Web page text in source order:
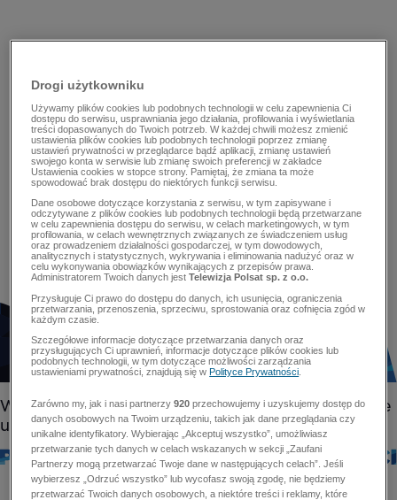
Drogi użytkowniku
Używamy plików cookies lub podobnych technologii w celu zapewnienia Ci
dostępu do serwisu, usprawniania jego działania, profilowania i wyświetlania
treści dopasowanych do Twoich potrzeb. W każdej chwili możesz zmienić
ustawienia plików cookies lub podobnych technologii poprzez zmianę
ustawień prywatności w przeglądarce bądź aplikacji, zmianę ustawień
swojego konta w serwisie lub zmianę swoich preferencji w zakładce
Ustawienia cookies w stopce strony. Pamiętaj, że zmiana ta może
spowodować brak dostępu do niektórych funkcji serwisu.
Dane osobowe dotyczące korzystania z serwisu, w tym zapisywane i
odczytywane z plików cookies lub podobnych technologii będą przetwarzane
w celu zapewnienia dostępu do serwisu, w celach marketingowych, w tym
profilowania, w celach wewnętrznych związanych ze świadczeniem usług
oraz prowadzeniem działalności gospodarczej, w tym dowodowych,
analitycznych i statystycznych, wykrywania i eliminowania nadużyć oraz w
celu wykonywania obowiązków wynikających z przepisów prawa.
Administratorem Twoich danych jestTelewizja Polsat sp. z o.o.
Przysługuje Ci prawo do dostępu do danych, ich usunięcia, ograniczenia
przetwarzania, przenoszenia, sprzeciwu, sprostowania oraz cofnięcia zgód w
każdym czasie.
Szczegółowe informacje dotyczące przetwarzania danych oraz
przysługujących Ci uprawnień, informacje dotyczące plików cookies lub
podobnych technologii, w tym dotyczące możliwości zarządzania
ustawieniami prywatności, znajdują się wPolityce Prywatności
Zarówno my, jak i nasi partnerzy920 przechowujemy i uzyskujemy dostęp do
danych osobowych na Twoim urządzeniu, takich jak dane przeglądania czy
unikalne identyfikatory. Wybierając „Akceptuj wszystko”, umożliwiasz
przetwarzanie tych danych w celach wskazanych w sekcji „Zaufani
Partnerzy mogą przetwarzać Twoje dane w następujących celach”. Jeśli
wybierzesz „Odrzuć wszystko” lub wycofasz swoją zgodę, nie będziemy
przetwarzać Twoich danych osobowych, a niektóre treści i reklamy, które